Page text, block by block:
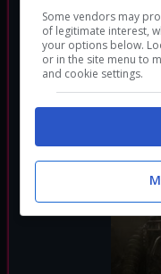
Genere:
Some vendors may
of legitimate interest,
your options below.
or in the site menu to
and cookie settings.